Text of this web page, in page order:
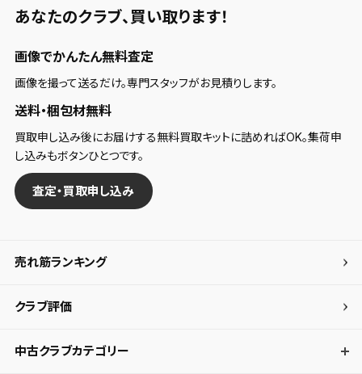
あなたのクラブ、 買い取ります！
画像でかんたん無料査定
画像を撮って送るだけ。専門スタッフがお見積りします。
送料・梱包材無料
買取申し込み後にお届けする無料買取キットに詰めればOK。集荷申
し込みもボタンひとつです。
査定・買取申し込み
売れ筋ランキング
クラブ評価
中古クラブカテゴリー